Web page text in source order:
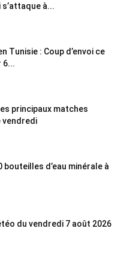
à...
Tunisie : Coup d’envoi ce
6...
principaux matches
vendredi
bouteilles d’eau minérale à
du vendredi 7 août 2026